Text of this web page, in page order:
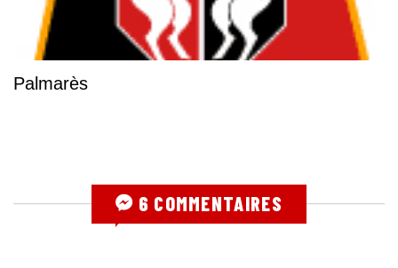
Palmarès
6 COMMENTAIRES